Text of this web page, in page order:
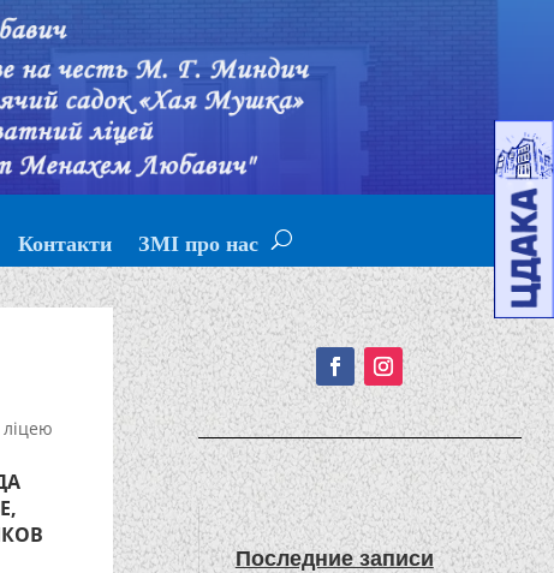
Контакти ЗМІ про нас
Подписывайтесь!
Последние записи